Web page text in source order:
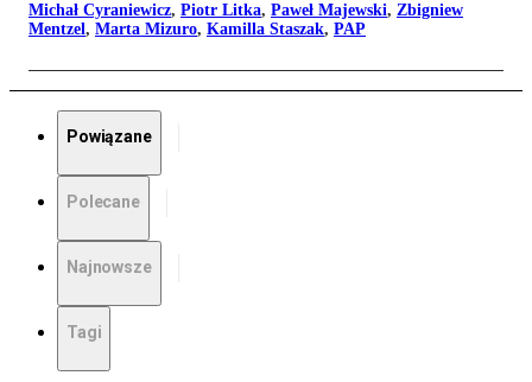
Michał Cyraniewicz, Piotr Litka, Paweł Majewski, Zbigniew
Mentzel, Marta Mizuro, Kamilla Staszak, PAP
Powiązane
Polecane
Najnowsze
Tagi